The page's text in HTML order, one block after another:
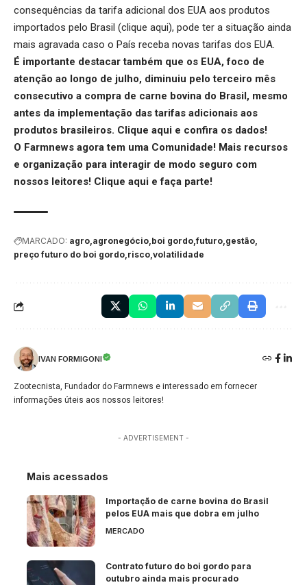
consequências da tarifa adicional dos EUA aos produtos
importados pelo Brasil (clique aqui), pode ter a situação ainda
mais agravada caso o País receba novas tarifas dos EUA.
É importante destacar também que os EUA, foco de
atenção ao longo de julho, diminuiu pelo terceiro mês
consecutivo a compra de carne bovina do Brasil, mesmo
antes da implementação das tarifas adicionais aos
produtos brasileiros. Clique aqui e confira os dados!
O Farmnews agora tem uma Comunidade! Mais recursos
e organização para interagir de modo seguro com
nossos leitores! Clique aqui e faça parte!
MARCADO: agro agronegócio boi gordo futuro gestão
preço futuro do boi gordo risco volatilidade
IVAN FORMIGONI
Zootecnista, Fundador do Farmnews e interessado em fornecer
informações úteis aos nossos leitores!
- ADVERTISEMENT -
Mais acessados
Importação de carne bovina do Brasil
pelos EUA mais que dobra em julho
MERCADO
Contrato futuro do boi gordo para
outubro ainda mais procurado